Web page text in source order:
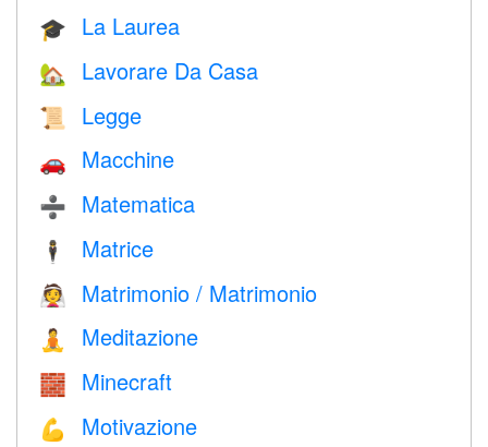
🎓 La Laurea
🏡 Lavorare Da Casa
📜 Legge
🚗 Macchine
➗ Matematica
🕴️ Matrice
👰 Matrimonio / Matrimonio
🧘 Meditazione
🧱 Minecraft
💪 Motivazione